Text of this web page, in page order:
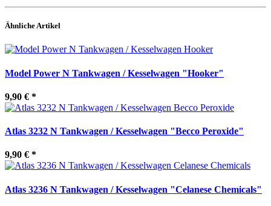
Ähnliche Artikel
Model Power N Tankwagen / Kesselwagen "Hooker"
9,90 € *
Atlas 3232 N Tankwagen / Kesselwagen "Becco Peroxide"
9,90 € *
Atlas 3236 N Tankwagen / Kesselwagen "Celanese Chemicals"